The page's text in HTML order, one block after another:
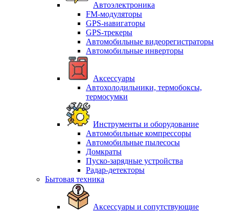
Автоэлектроника
FM-модуляторы
GPS-навигаторы
GPS-трекеры
Автомобильные видеорегистраторы
Автомобильные инверторы
Аксессуары
Автохолодильники, термобоксы,
термосумки
Инструменты и оборудование
Автомобильные компрессоры
Автомобильные пылесосы
Домкраты
Пуско-зарядные устройства
Радар-детекторы
Бытовая техника
Аксессуары и сопутствующие